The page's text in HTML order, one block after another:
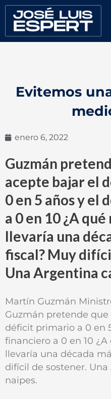
contenido
Evitemos
enero 6, 2022
Guzmán
acepte bajar el
0 en 5 años y
a 0 en 10 ¿A
llevaría una
fiscal? Muy
Una Argentina
Martín Guzmán
Guzmán pretende que
déficit primario a 0 en
financiero a 0 en 10
llevaría una década
difícil de sostener.
naipes.